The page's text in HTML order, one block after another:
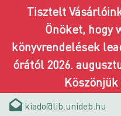
Tisztelt
Önöket, hogy
könyvrendelések
órától 2026.
kiado@lib.unideb.hu